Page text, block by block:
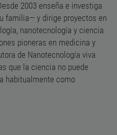
2003 enseña e investiga
familia— y dirige proyectos en
nanotecnología y ciencia
pioneras en medicina y
de Nanotecnología viva
que la ciencia no puede
habitualmente como